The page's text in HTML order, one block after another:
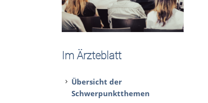
Im Ärzteblatt
Übersicht der
Schwerpunktthemen